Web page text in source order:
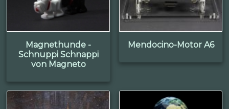
Magnethunde -
Schnuppi Schnappi
von Magneto
Mendocino-Motor A6